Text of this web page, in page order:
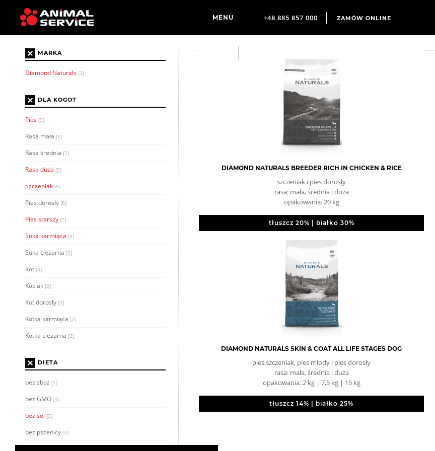
+48 885 857 000 ZAMÓW ONLINE
× MARKA
Diamond Naturals [3]
× DLA KOGO?
Pies [9]
Rasa mała [5]
Rasa średnia [7]
Rasa duża [5]
Szczeniak [5]
Pies dorosły [8]
Pies starszy [7]
Suka karmiąca [5]
Suka ciężarna [5]
Kot [3]
Kociak [2]
Kot dorosły [3]
Kotka karmiąca [2]
Kotka ciężarna [2]
× DIETA
bez zboż [1]
bez GMO [3]
bez soi [3]
bez pszenicy [3]
DIAMOND NATURALS BREEDER RICH IN CHICKEN & RICE
szczeniak i pies dorosły
rasa: mała, średnia i duża
opakowania: 20 kg
tłuszcz 20% | białko 30%
DIAMOND NATURALS SKIN & COAT ALL LIFE STAGES DOG
pies szczeniak, pies młody i pies dorosły
rasa: mała, średnia i duża
opakowania: 2 kg | 7,5 kg | 15 kg
tłuszcz 14% | białko 25%